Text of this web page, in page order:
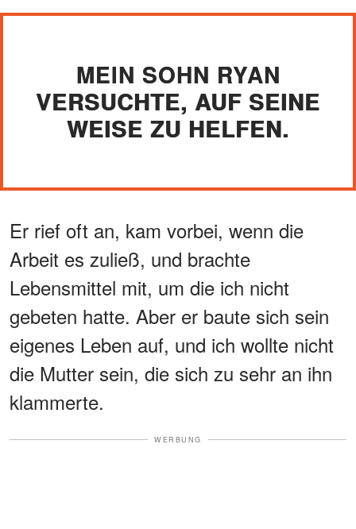
MEIN SOHN RYAN
VERSUCHTE, AUF SEINE
WEISE ZU HELFEN.
Er rief oft an, kam vorbei, wenn die
Arbeit es zuließ, und brachte
Lebensmittel mit, um die ich nicht
gebeten hatte. Aber er baute sich sein
eigenes Leben auf, und ich wollte nicht
die Mutter sein, die sich zu sehr an ihn
klammerte.
WERBUNG